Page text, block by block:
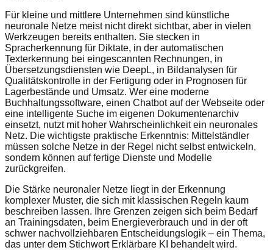
Für kleine und mittlere Unternehmen sind künstliche
neuronale Netze meist nicht direkt sichtbar, aber in vielen
Werkzeugen bereits enthalten. Sie stecken in
Spracherkennung für Diktate, in der automatischen
Texterkennung bei eingescannten Rechnungen, in
Übersetzungsdiensten wie DeepL, in Bildanalysen für
Qualitätskontrolle in der Fertigung oder in Prognosen für
Lagerbestände und Umsatz. Wer eine moderne
Buchhaltungssoftware, einen Chatbot auf der Webseite oder
eine intelligente Suche im eigenen Dokumentenarchiv
einsetzt, nutzt mit hoher Wahrscheinlichkeit ein neuronales
Netz. Die wichtigste praktische Erkenntnis: Mittelständler
müssen solche Netze in der Regel nicht selbst entwickeln,
sondern können auf fertige Dienste und Modelle
zurückgreifen.
Die Stärke neuronaler Netze liegt in der Erkennung
komplexer Muster, die sich mit klassischen Regeln kaum
beschreiben lassen. Ihre Grenzen zeigen sich beim Bedarf
an Trainingsdaten, beim Energieverbrauch und in der oft
schwer nachvollziehbaren Entscheidungslogik – ein Thema,
das unter dem Stichwort Erklärbare KI behandelt wird.